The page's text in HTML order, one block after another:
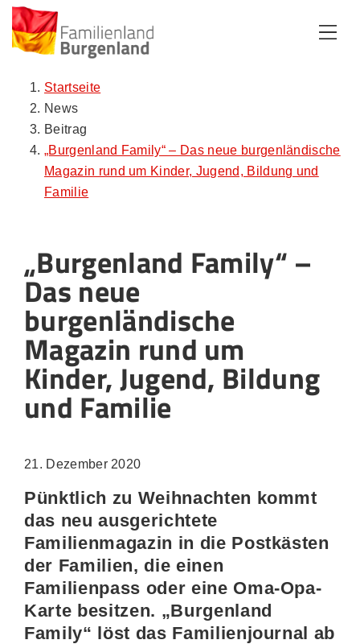
Startseite
News
Beitrag
„Burgenland Family“ – Das neue burgenländische
Magazin rund um Kinder, Jugend, Bildung und
Familie
„Burgenland Family“ –
Das neue
burgenländische
Magazin rund um
Kinder, Jugend, Bildung
und Familie
21. Dezember 2020
Pünktlich zu Weihnachten kommt
das neu ausgerichtete
Familienmagazin in die Postkästen
der Familien, die einen
Familienpass oder eine Oma-Opa-
Karte besitzen. „Burgenland
Family“ löst das Familienjournal ab